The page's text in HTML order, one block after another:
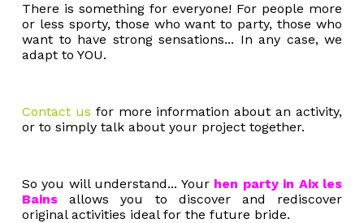
There is something for everyone! For people more
or less sporty, those who want to party, those who
want to have strong sensations... In any case, we
adapt to YOU.
Contact us for more information about an activity,
or to simply talk about your project together.
So you will understand... Your hen party in Aix les
Bains allows you to discover and rediscover
original activities ideal for the future bride.